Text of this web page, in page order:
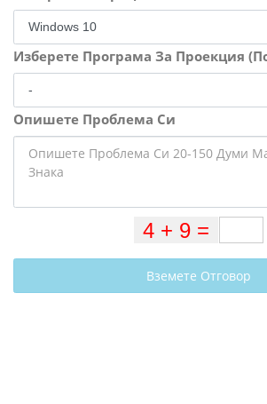
Изберете Програма За Проекция
Опишете Проблема Си
Вземете Отговор